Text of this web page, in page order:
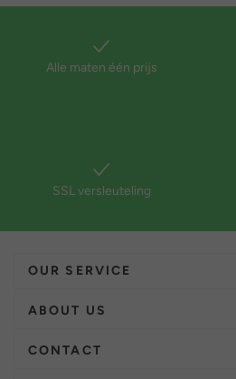
Alle maten één prijs
SSL versleuteling
OUR SERVICE
ABOUT US
CONTACT